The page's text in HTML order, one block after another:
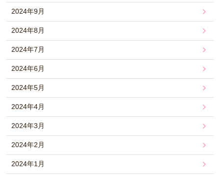
2024年9月
2024年8月
2024年7月
2024年6月
2024年5月
2024年4月
2024年3月
2024年2月
2024年1月